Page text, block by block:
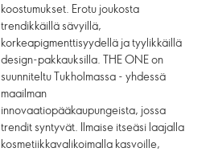
koostumukset. Erotu joukosta
trendikkäillä sävyillä,
korkeapigmenttisyydellä ja tyylikkäillä
design-pakkauksilla. THE ONE on
suunniteltu Tukholmassa - yhdessä
maailman
innovaatiopääkaupungeista, jossa
trendit syntyvät. Ilmaise itseäsi laajalla
kosmetiikkavalikoimalla kasvoille,